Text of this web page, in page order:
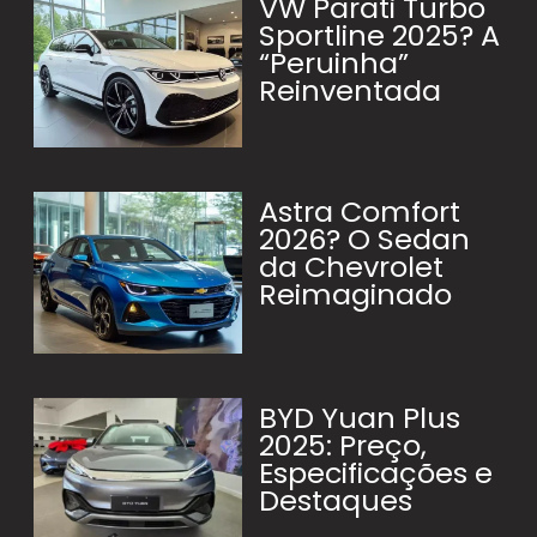
VW Parati Turbo
Sportline 2025? A
“Peruinha”
Reinventada
Astra Comfort
2026? O Sedan
da Chevrolet
Reimaginado
BYD Yuan Plus
2025: Preço,
Especificações e
Destaques